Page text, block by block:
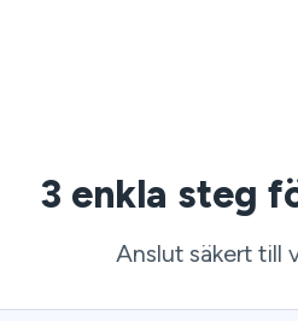
3 enkla steg
Anslut säkert till